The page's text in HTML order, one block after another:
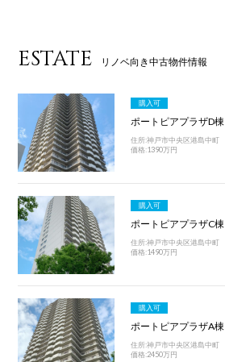
ESTATE リノベ向き中古物件情報
購入可
ポートピアプラザD棟
住所:神戸市中央区港島中町
価格:1390万円
購入可
ポートピアプラザC棟
住所:神戸市中央区港島中町
価格:1490万円
購入可
ポートピアプラザA棟
住所:神戸市中央区港島中町
価格:2450万円